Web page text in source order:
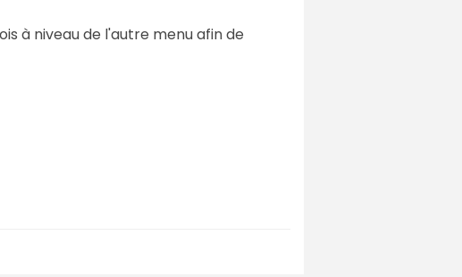
à niveau de l'autre menu afin de